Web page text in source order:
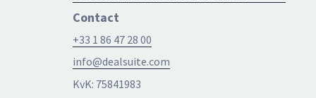
Contact
+33 1 86 47 28 00
info@dealsuite.com
KvK: 75841983